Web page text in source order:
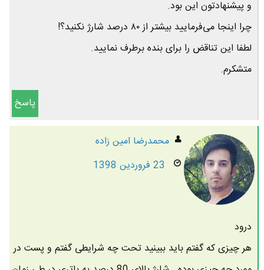
و پیشنهادتون این بود.
چرا اینجا می‌فرمایید بیشتر از ۸۰ درصد شارژ نکنید؟!
لطفا این تناقض را برای بنده برطرف نمایید.
متشکرم.
پاسخ
محمدرضا امين زاده
23 فروردین 1398
درود
هر چیزی که گفتم باید ببینید تحت چه شرایطی گفتم و پست در